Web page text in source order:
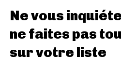
Ne vous
ne faites pas
sur votre liste